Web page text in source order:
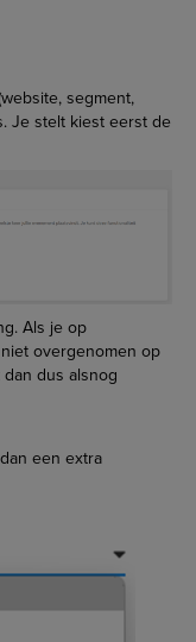
segment,
Je stelt kiest eerst de
Als je op
overgenomen op
dus alsnog
een extra